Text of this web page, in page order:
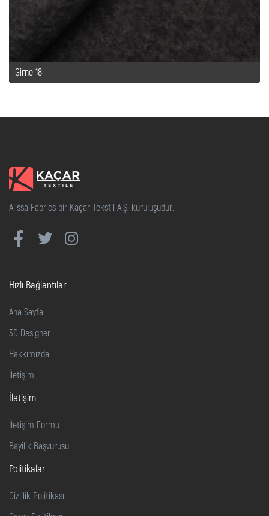
Girne 18
Alissa Fabrics bir Kaçar Tekstil A.Ş. kuruluşudur.
Hızlı Bağlantılar
Ana Sayfa
3D Designer
Hakkımızda
İletişim
İletişim
İletişim Formu
Bayilik Başvurusu
Politikalar
Gizlilik Politikası